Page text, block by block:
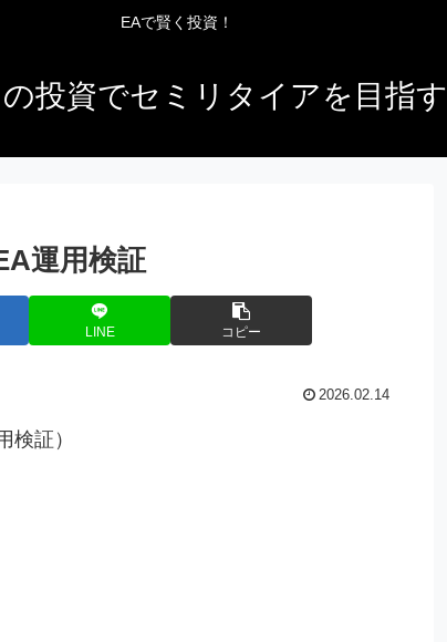
EAで賢く投資！
投資でセミリタイアを目指す
運用検証
LINE コピー
2026.02.14
検証）